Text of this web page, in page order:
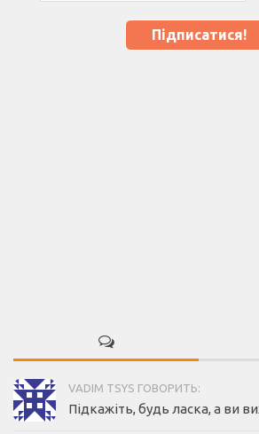
VADIM TSYS ГОВОРИТЬ:
Підкажіть, будь ласка, а ви